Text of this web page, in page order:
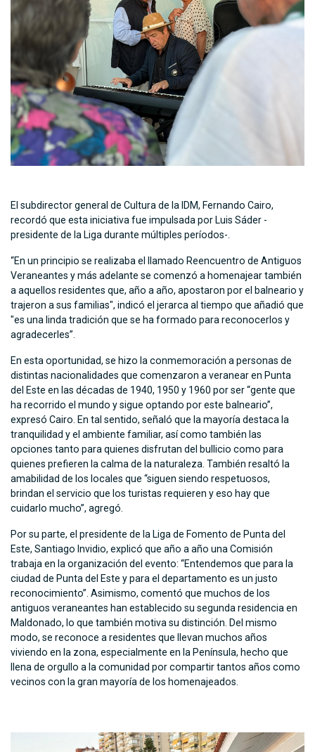
El subdirector general de Cultura de la IDM, Fernando Cairo,
recordó que esta iniciativa fue impulsada por Luis Sáder -
presidente de la Liga durante múltiples períodos-.
“En un principio se realizaba el llamado Reencuentro de Antiguos
Veraneantes y más adelante se comenzó a homenajear también
a aquellos residentes que, año a año, apostaron por el balneario y
trajeron a sus familias", indicó el jerarca al tiempo que añadió que
"es una linda tradición que se ha formado para reconocerlos y
agradecerles”.
En esta oportunidad, se hizo la conmemoración a personas de
distintas nacionalidades que comenzaron a veranear en Punta
del Este en las décadas de 1940, 1950 y 1960 por ser “gente que
ha recorrido el mundo y sigue optando por este balneario”,
expresó Cairo. En tal sentido, señaló que la mayoría destaca la
tranquilidad y el ambiente familiar, así como también las
opciones tanto para quienes disfrutan del bullicio como para
quienes prefieren la calma de la naturaleza. También resaltó la
amabilidad de los locales que “siguen siendo respetuosos,
brindan el servicio que los turistas requieren y eso hay que
cuidarlo mucho”, agregó.
Por su parte, el presidente de la Liga de Fomento de Punta del
Este, Santiago Invidio, explicó que año a año una Comisión
trabaja en la organización del evento: “Entendemos que para la
ciudad de Punta del Este y para el departamento es un justo
reconocimiento”. Asimismo, comentó que muchos de los
antiguos veraneantes han establecido su segunda residencia en
Maldonado, lo que también motiva su distinción. Del mismo
modo, se reconoce a residentes que llevan muchos años
viviendo en la zona, especialmente en la Península, hecho que
llena de orgullo a la comunidad por compartir tantos años como
vecinos con la gran mayoría de los homenajeados.